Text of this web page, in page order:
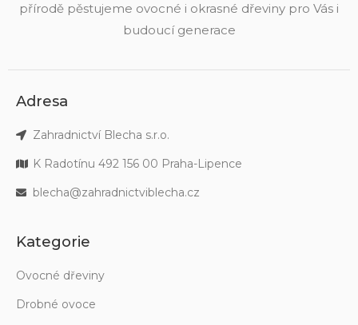
přírodě pěstujeme ovocné i okrasné dřeviny pro Vás i
budoucí generace
Adresa
Zahradnictví Blecha s.r.o.
K Radotínu 492 156 00 Praha-Lipence
blecha@zahradnictviblecha.cz
Kategorie
Ovocné dřeviny
Drobné ovoce